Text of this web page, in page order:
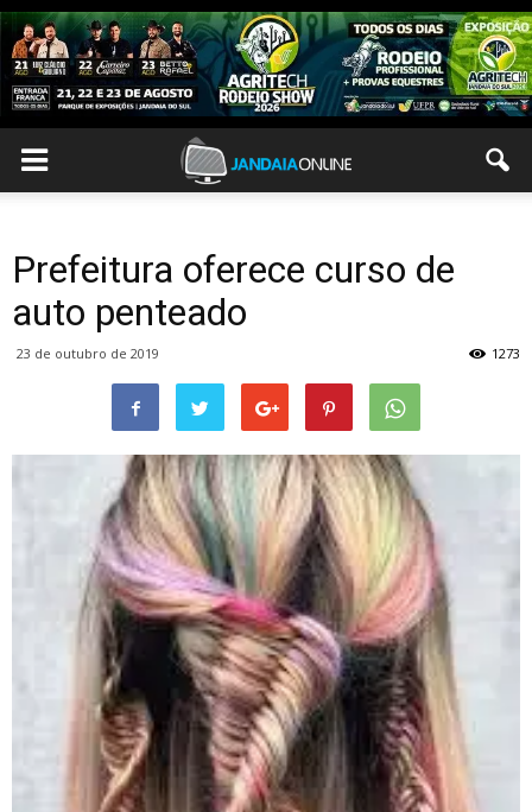
Prefeitura oferece curso de
auto penteado
23 de outubro de 2019 1273